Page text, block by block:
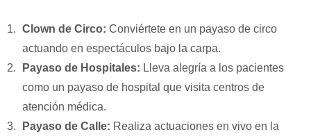
Clown de Circo: Conviértete en un payaso de circo
actuando en espectáculos bajo la carpa.
Payaso de Hospitales: Lleva alegría a los pacientes
como un payaso de hospital que visita centros de
atención médica.
Payaso de Calle: Realiza actuaciones en vivo en la